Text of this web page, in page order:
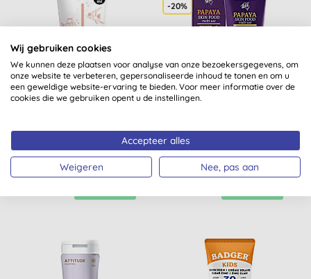
(4)
-20%
(5)
Wij gebruiken cookies
We kunnen deze plaatsen voor analyse van onze bezoekersgegevens, om
onze website te verbeteren, gepersonaliseerde inhoud te tonen en om u
een geweldige website-ervaring te bieden. Voor meer informatie over de
cookies die we gebruiken opent u de instellingen.
Accepteer alles
Weigeren Nee, pas aan